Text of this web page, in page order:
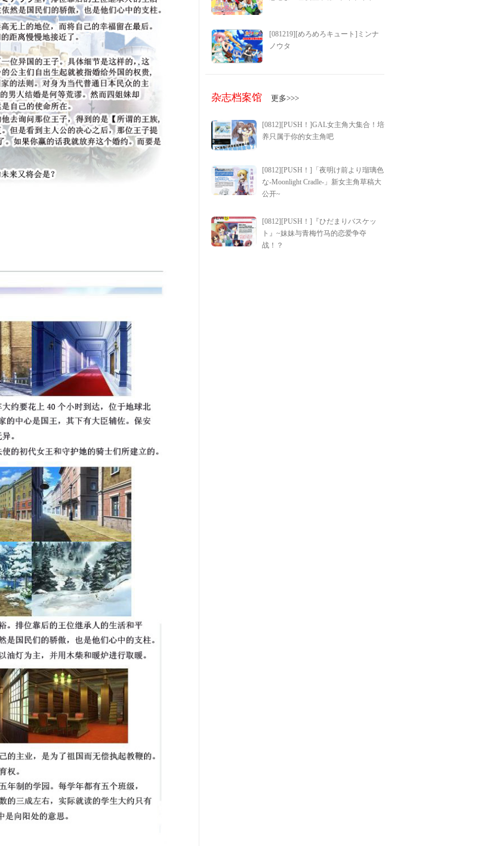
[081219][めろめろキュート]ミンナ
ノウタ
杂志档案馆 更多>>>
[0812][PUSH！]GAL女主角大集合！培
养只属于你的女主角吧
[0812][PUSH！]「夜明け前より瑠璃色
な-Moonlight Cradle-」新女主角草稿大
公开~
[0812][PUSH！]『ひだまりバスケッ
ト』~妹妹与青梅竹马的恋爱争夺
战！？